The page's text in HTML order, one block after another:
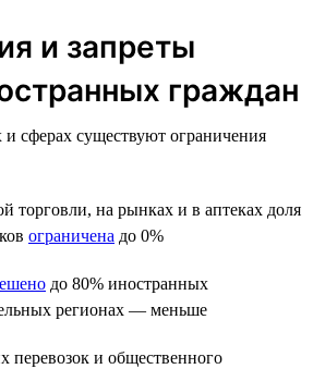
и запреты
граждан
сферах существуют ограничения
торговли, на рынках и в аптеках доля
ограничена до 0%
до 80% иностранных
регионах — меньше
перевозок и общественного